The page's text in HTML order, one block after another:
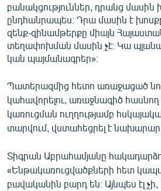
բանակցություններ, դրանց մասին
ընդհանրապես։ Դրա մասին է
զենք-զինամթերքը միայն
տեղափոխման մասին չէ։ Կա
կան պայմանագրեր»։
Պատերազմից հետո առաջացած
կահավորելու, առաջնագիծ
կառուցման ուղղությամբ
տարվում, վստահեցրել է
Տիգրան Աբրահամյանը
«Ենթակառուցվածքների հետ
բավականին բարդ են։ Այնպես էլ